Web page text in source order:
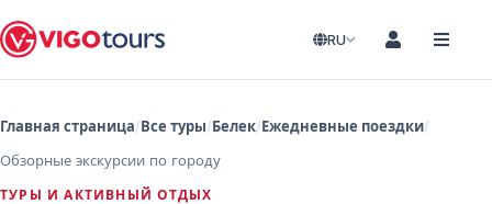
RU
Главная страница Все туры Белек Ежедневные поездки
Обзорные экскурсии по городу
ТУРЫ И АКТИВНЫЙ ОТДЫХ